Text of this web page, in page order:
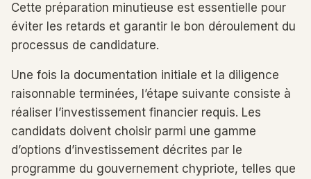
Cette préparation minutieuse est essentielle pour
éviter les retards et garantir le bon déroulement du
processus de candidature.
Une fois la documentation initiale et la diligence
raisonnable terminées, l’étape suivante consiste à
réaliser l’investissement financier requis. Les
candidats doivent choisir parmi une gamme
d’options d’investissement décrites par le
programme du gouvernement chypriote, telles que